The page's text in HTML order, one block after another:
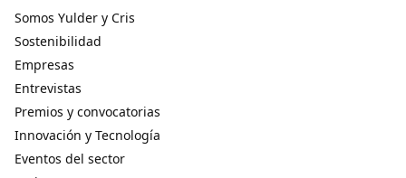
Somos Yulder y Cris
Sostenibilidad
Empresas
Entrevistas
Premios y convocatorias
Innovación y Tecnología
Eventos del sector